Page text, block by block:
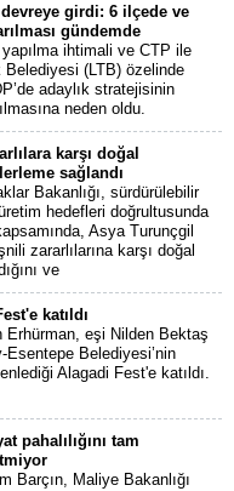
girdi: 6 ilçede ve
gündemde
ihtimali ve CTP ile
(LTB) özelinde
adaylık stratejisinin
neden oldu.
karşı doğal
sağlandı
Bakanlığı, sürdürülebilir
hedefleri doğrultusunda
Asya Turunçgil
zararlılarına karşı doğal
ve
katıldı
Erhürman, eşi Nilden Bektaş
Belediyesi’nin
Alagadi Fest'e katıldı.
pahalılığını tam
Barçın, Maliye Bakanlığı